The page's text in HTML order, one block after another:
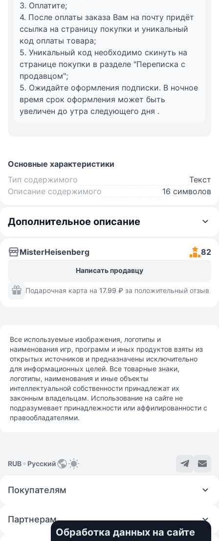
3. Оплатите;
4. После оплаты заказа Вам на почту придёт
ссылка на страницу покупки и уникальный
код оплаты товара;
5. Уникальный код необходимо скинуть на
странице покупки в разделе "Переписка с
продавцом";
5. Ожидайте оформления подписки. В ночное
время срок оформления может быть
увеличен до утра следующего дня .
Основные характеристики
Тип содержимого
Текст
Описание содержимого
16 символов
Дополнительное описание
MisterHeisenberg 82
Написать продавцу
Подарочная карта на 17.99 ₽ за положительный отзыв
Все используемые изображения, логотипы и
наименования игр, программ и иных продуктов взяты из
открытых источников и предназначены исключительно
для информационных целей. Все товарные знаки,
логотипы, наименования и иные объекты
интеллектуальной собственности принадлежат их
законным владельцам. Использование на сайте не
подразумевает принадлежности или аффилированности с
правообладателями.
RUB Русский
Покупателям
Партнерам
Обработка данных на сайте